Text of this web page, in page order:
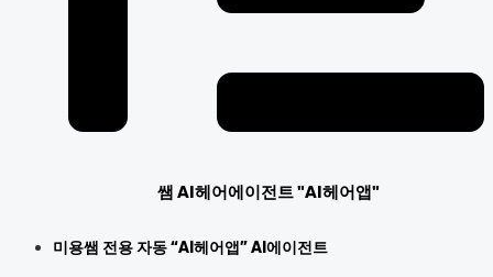
쌤 AI헤어에이전트 "AI헤어앱"
미용쌤 전용 자동 “AI헤어앱” AI에이전트